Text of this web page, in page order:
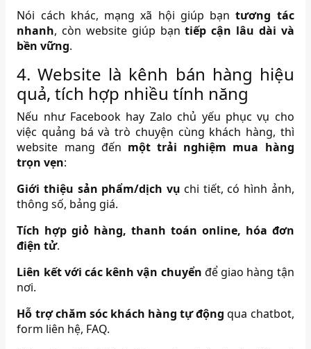
Nói cách khác, mạng xã hội giúp bạntương tác
nhanh, còn website giúp bạntiếp cận lâu dài và
bền vững.
4. Website là kênh bán hàng hiệu
quả, tích hợp nhiều tính năng
Nếu như Facebook hay Zalo chủ yếu phục vụ cho
việc quảng bá và trò chuyện cùng khách hàng, thì
website mang đến một trải nghiệm mua hàng
trọn vẹn:
Giới thiệu sản phẩm/dịch vụ chi tiết, có hình ảnh,
thông số, bảng giá.
Tích hợp giỏ hàng, thanh toán online, hóa đơn
điện tử.
Liên kết với các kênh vận chuyển để giao hàng tận
nơi.
Hỗ trợ chăm sóc khách hàng tự động qua chatbot,
form liên hệ, FAQ.